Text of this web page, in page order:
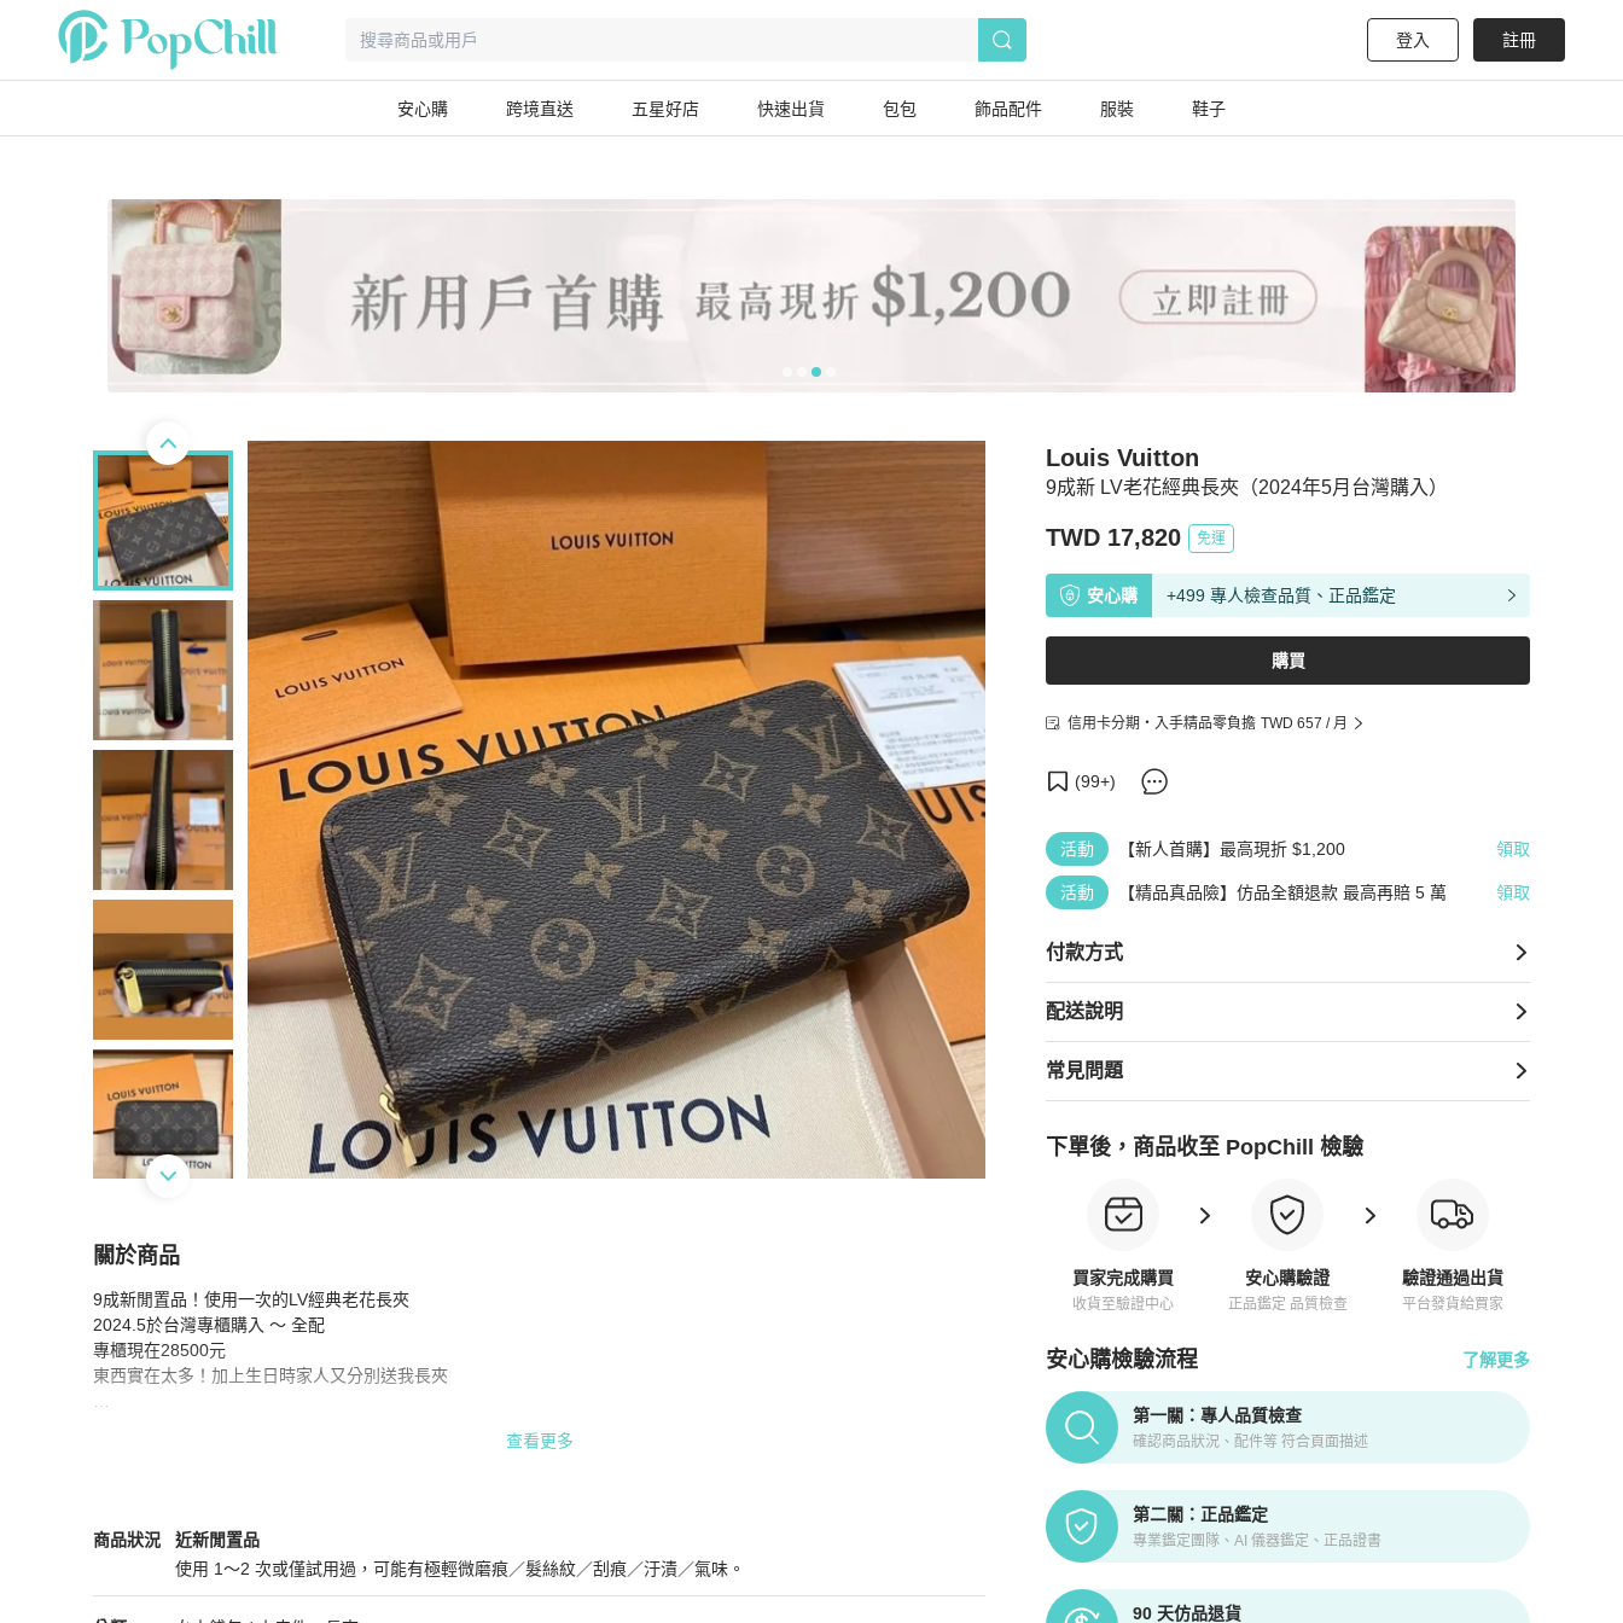
登入 註冊
安心購 跨境直送 五星好店 快速出貨 包包 飾品配件 服裝 鞋子
9成新 LV老花經典長夾（2024年5月台灣購入）
Louis Vuitton
TWD 17,820 免運
安心購 +499 專人檢查品質、正品鑑定
購買
信用卡分期・入手精品零負擔 TWD 657 / 月
(99+)
活動 【新人首購】最高現折 $1,200 領取
活動 【精品真品險】仿品全額退款 最高再賠 5 萬 領取
付款方式
配送說明
常見問題
下單後，商品收至 PopChill 檢驗
買家完成購買
收貨至驗證中心
安心購驗證
正品鑑定 品質檢查
驗證通過出貨
平台發貨給買家
安心購檢驗流程 了解更多
PopChill拍拍圈正品驗證、安心購檢驗流程介紹
第一關：專人品質檢查
確認商品狀況、配件等 符合頁面描述
第二關：正品鑑定
專業鑑定團隊、AI 儀器鑑定、正品證書
90 天仿品退貨
關於商品
關於9成新 LV老花經典長夾（2024年5月台灣購入）
9成新閒置品！使用一次的LV經典老花長夾
2024.5於台灣專櫃購入 ～ 全配
專櫃現在28500元
東西實在太多！加上生日時家人又分別送我長夾
PS : 誠心購買者可以小小議價
希望能幫這個皮夾找到有緣的新主人💜
查看更多
商品狀況
Louis Vuitton女士錢包 / 小皮件
近新閒置品
使用 1～2 次或僅試用過，可能有極輕微磨痕／髮絲紋／刮痕／汙漬／氣味。
近新閒置品